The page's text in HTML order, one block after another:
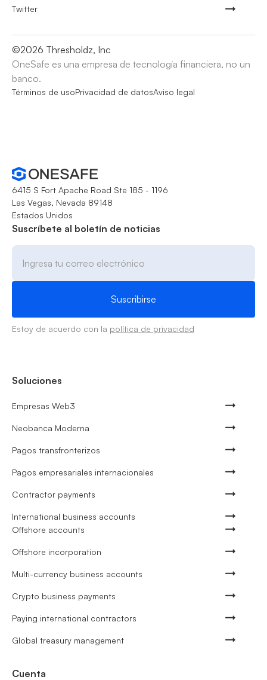
Twitter
©2026 Thresholdz, Inc
OneSafe es una empresa de tecnología financiera, no un
banco.
Términos de usoPrivacidad de datosAviso legal
6415 S Fort Apache Road Ste 185 - 1196
Las Vegas, Nevada 89148
Estados Unidos
Suscríbete al boletín de noticias
Estoy de acuerdo con la política de privacidad
Soluciones
Empresas Web3
Neobanca Moderna
Pagos transfronterizos
Pagos empresariales internacionales
Contractor payments
International business accounts
Offshore accounts
Offshore incorporation
Multi-currency business accounts
Crypto business payments
Paying international contractors
Global treasury management
Cuenta